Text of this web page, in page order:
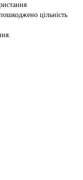
цільність